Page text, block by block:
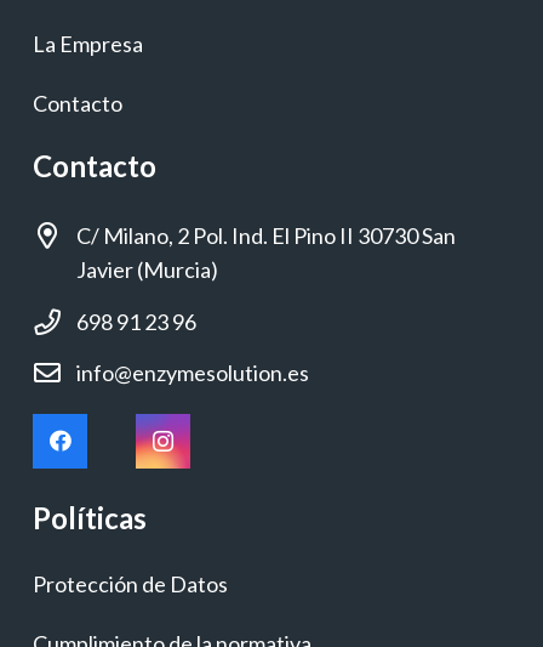
La Empresa
Contacto
Contacto
C/ Milano, 2 Pol. Ind. El Pino II 30730 San
Javier (Murcia)
698 91 23 96
info@enzymesolution.es
Políticas
Protección de Datos